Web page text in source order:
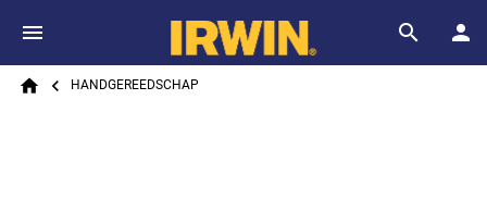
Skip to main content
Search
Breadcrumb
HANDGEREEDSCHAP